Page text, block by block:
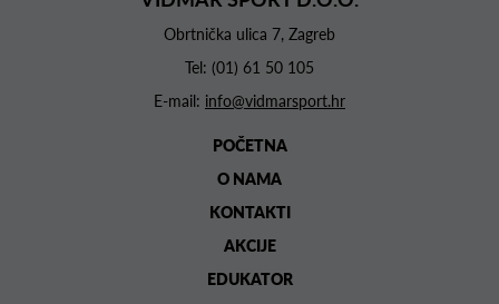
Obrtnička ulica 7, Zagreb
Tel: (01) 61 50 105
E-mail: info@vidmarsport.hr
POČETNA
O NAMA
KONTAKTI
AKCIJE
EDUKATOR